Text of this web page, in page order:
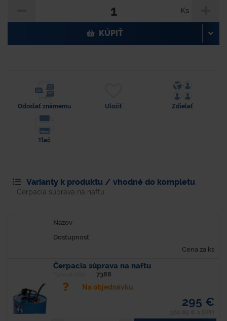
Ks
KÚPIŤ
Odoslať známemu Uložiť Zdielať
Tlač
Varianty k produktu / vhodné do kompletu
Čerpacia súprava na naftu
Názov
Dostupnosť
Cena za ks
Čerpacia súprava na naftu
7388
Na objednávku
295 €